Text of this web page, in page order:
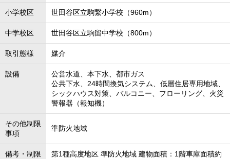
小学校区 世田谷区立駒繋小学校（960m）
中学校区 世田谷区立駒留中学校（800m）
取引態様 媒介
設備
公営水道、本下水、都市ガス
公共下水、24時間換気システム、低層住居専用地域、
シックハウス対策、バルコニー、フローリング、火災
警報器（報知機）
その他制限
事項
準防火地域
備考・制限 第1種高度地区 準防火地域 建物面積：1階車庫面積約